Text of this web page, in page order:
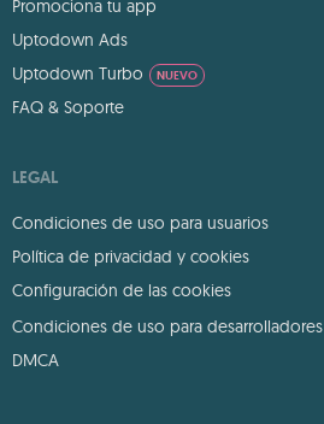
Promociona tu app
Uptodown Ads
Uptodown Turbo
NUEVO
FAQ & Soporte
LEGAL
Condiciones de uso para usuarios
Política de privacidad y cookies
Configuración de las cookies
Condiciones de uso para desarrolladores
DMCA